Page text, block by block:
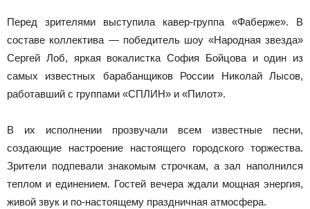
Перед зрителями выступила кавер-группа «Фаберже». В
составе коллектива — победитель шоу «Народная звезда»
Сергей Лоб, яркая вокалистка София Бойцова и один из
самых известных барабанщиков России Николай Лысов,
работавший с группами «СПЛИН» и «Пилот».
В их исполнении прозвучали всем известные песни,
создающие настроение настоящего городского торжества.
Зрители подпевали знакомым строчкам, а зал наполнился
теплом и единением. Гостей вечера ждали мощная энергия,
живой звук и по-настоящему праздничная атмосфера.